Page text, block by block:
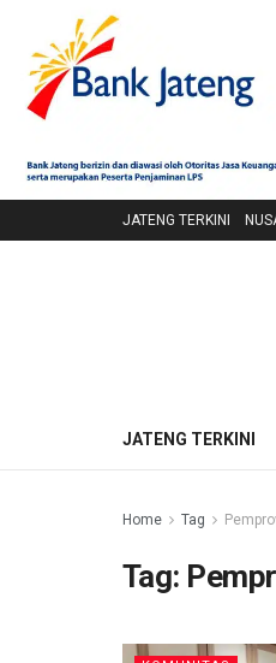
JATENG TERKINI
JATENG TERKINI
Home Tag
Tag: